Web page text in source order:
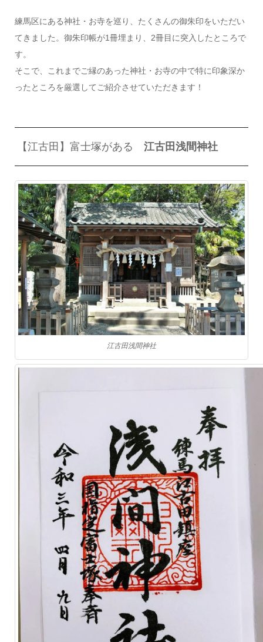
練馬区にある神社・お寺を巡り、たくさんの御朱印をいただい
てきました。御朱印帳が1冊埋まり、2冊目に突入したところで
す。
そこで、これまでご縁のあった神社・お寺の中で特に印象深か
ったところを厳選してご紹介させていただきます！
【江古田】富士塚がある 江古田浅間神社
江古田浅間神社